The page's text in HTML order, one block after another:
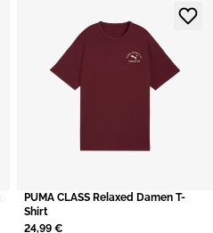
PUMA CLASS Relaxed Damen T-
Shirt
24,99 €